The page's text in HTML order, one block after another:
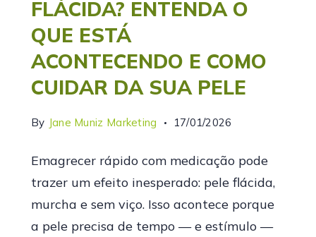
FLÁCIDA? ENTENDA O
QUE ESTÁ
ACONTECENDO E COMO
CUIDAR DA SUA PELE
By Jane Muniz Marketing 17/01/2026
Emagrecer rápido com medicação pode
trazer um efeito inesperado: pele flácida,
murcha e sem viço. Isso acontece porque
a pele precisa de tempo — e estímulo —